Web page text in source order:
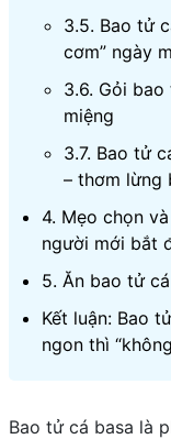
3.5. Bao tử
cơm” ngày
3.6. Gỏi
miệng
3.7. Bao tử
– thơm lừng
4. Mẹo chọn
người mới bắt
5. Ăn bao tử
Kết luận: Bao
ngon thì
Bao tử cá basa là